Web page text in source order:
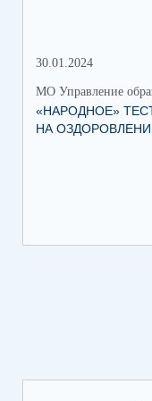
30.01.2024
МО Управление
«НАРОДНОЕ»
НА